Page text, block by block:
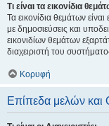
Τι είναι τα εικονίδια
Τα εικονίδια θεμάτων
με δημοσιεύσεις και
εικονιδίων θεμάτων
διαχειριστή του
Κορυφή
Επίπεδα μελών και